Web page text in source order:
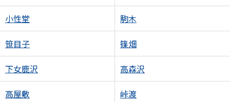
小性堂 駒木
笹目子 篠畑
下女鹿沢 高森沢
高屋敷 峠渡